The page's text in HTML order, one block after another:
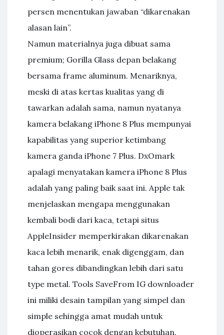
persen menentukan jawaban “dikarenakan
alasan lain”.
Namun materialnya juga dibuat sama
premium; Gorilla Glass depan belakang
bersama frame aluminum. Menariknya,
meski di atas kertas kualitas yang di
tawarkan adalah sama, namun nyatanya
kamera belakang iPhone 8 Plus mempunyai
kapabilitas yang superior ketimbang
kamera ganda iPhone 7 Plus. DxOmark
apalagi menyatakan kamera iPhone 8 Plus
adalah yang paling baik saat ini. Apple tak
menjelaskan mengapa menggunakan
kembali bodi dari kaca, tetapi situs
AppleInsider memperkirakan dikarenakan
kaca lebih menarik, enak digenggam, dan
tahan gores dibandingkan lebih dari satu
type metal. Tools SaveFrom IG downloader
ini miliki desain tampilan yang simpel dan
simple sehingga amat mudah untuk
dioperasikan cocok dengan kebutuhan.